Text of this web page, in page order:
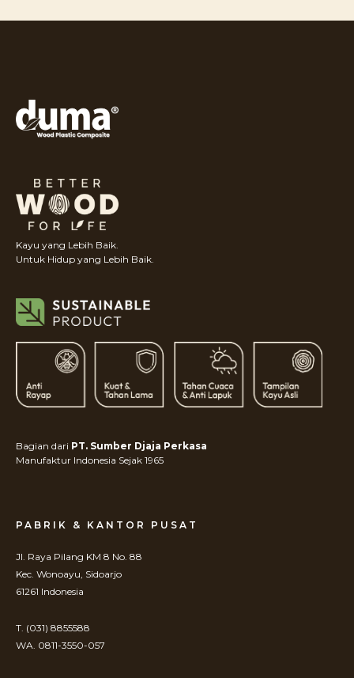
Kayu yang Lebih Baik.
Untuk Hidup yang Lebih Baik.
Bagian dari PT. Sumber Djaja Perkasa
Manufaktur Indonesia Sejak 1965
PABRIK & KANTOR PUSAT
Jl. Raya Pilang KM 8 No. 88
Kec. Wonoayu, Sidoarjo
61261 Indonesia
T. (031) 8855588
WA. 0811-3550-057